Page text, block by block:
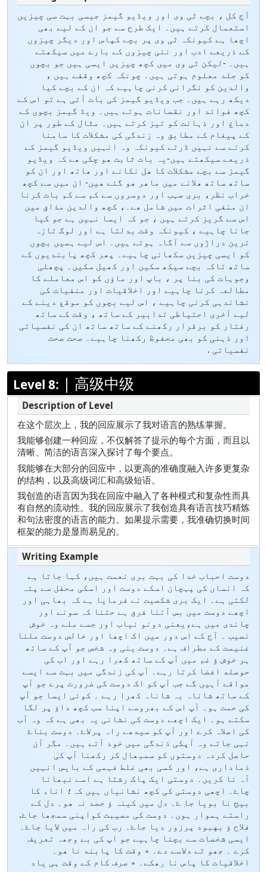
آج کل ، بچے ٹی وی اور ویڈیو گیمز جیسی بہت سی چیزیں
استعمال کرتے ہیں۔ ایک طرح سے جو ان کے لیے بھی
اچھا ہے کیونکہ ٹی وی پر بچے کپاس اور دیگر چیزوں
کے ذریعے ادب اور نئی چیزوں کے بارے میں سیکھتے
ہیں۔ -لیکن ٹی وی میں کچھ چیزیں ایسی ہیں جو بچوں
کو جلد معلوم ہوتی ہیں۔ چونکہ کچھ وقفے ہیں ،
والدین کو نگرانی کرنی چاہیے کہ ان کے بچے کیا
دیکھ رہے ہیں۔ جب ویڈیو گیمز کی بات آتی ہے تو اس کے
کچھ فوائد اور نقصانات ہوتے ہیں۔ ویڈ گیمز بچوں کے
دماغ اور ذہانت کو تیز کرتے ہیں۔ مثال کے طور پر ان
کے پیغام کے مطابق وہ زندگی کی مشکلات کا سامنا
کرنے سے نہیں ڈرتے کیونکہ وہ انہیں ویڈیو گیمز کے
ذریعے سیکھتے ہیں-یہ بات ثابت ھو چکی ھے کہ ویڈیو
گیمز سے بچے مشکلات کا ھل نکانے اور ھاتھ اور ان کو
ساتھ ساتھ ھلانے میں ماھر ھو گئے ھیں- ان میں سے کچھ
خراب نظر، بری صہب اور دوسروں سے کم سے کم بات کرنا
ان منفی اثرات میں شامل ھے۔، کچھ والدین مذاق میں
اس سے گریز کرتے ہیں ، جو کہ ایسا نہیں ہے جو کیا
جانا چاہیے ، کیونکہ وقت بدلتا ہے اور لوگ تازہ
ترین دراڑوں سے آگاہ ہوتے ہیں۔ اس لیے ہمیں بچوں
کو ایسی چیزیں سکھانی چاہیے۔ پھر کچھ پابندیوں کے
ساتھ تاکہ بچے سیکھ سکیں اور کھیل سکیں۔ پچھلی
وجوہات کی بنا پر ، باپ اور ماؤں کو اس معاملے کا
مطالعہ کرنا چاہیے اور اخلاقیات اور منفیات کی
نشاندہی کرنی چاہیے ، اس لیے بچوں کو موقع دینے کے
لیے آخری احتیاطی تدابیر کے ساتھ ، وقت کے ساتھ
رفتار کو برقرار رکھنے کے ساتھ ساتھ ان کی نفسیاتی
اور ذہنی کو بھی محفوظ رکھنا چاہیے۔ صحت صحت
نفسیاتی .
Level 8: | 高级中级
在这个层次上，我的回应展示了我对语言的熟练掌握。
我能够创建一种回应，不仅解答了提示的每个方面，而且以
清晰、简洁的语言深入探讨了每个要点。
我能够在大部分的回应中，以更高的准确度融入许多更复杂
的结构，以及高级词汇和高级短语。
我创造的语言因为我在回应中融入了各种模式和复杂性而具
有自然的流动性。我的回应展示了我创造具有语言技巧精炼
和句法密度的语言的能力。如果提示需要，我准确切换时间
框架的能力是显而易见的。
دوست احباب خدا کی بہت بری نعمت ہیں، کہا جاتا ہے
کہ انساں کی پہچان اسکے دوست اور اسکی محفل سے پتہ
لکتی ہے۔ ایک بری شکصیت نے فرمایا ہے کہ بھاہی اور
اچھے دوست میں بس آتنا فرق ہے حتنا کہ سونے اور
چاندی میں ہے،یعنی دونو نیاب اور جسے ملے وہ خوش
نصیب ۔ آج کے اس دور میں اک اچھا اور خالص دوست ملنا
غنیمت کے مطراف ہے۔ دوست ینی وہ شخص جو آپ کے ساتھ
ہر خوش ؤ غم میں آپ کے ساتھ کھرا رہے اور اب کی
حوصله افضا کرتا رہے۔ آپ کی زندگی میں بہت سے ایسے
مواقے آہیں گے جب آپ کو اک دوست کی ضرورت پرے جو آپ
کے ساتھ شاناہ بہ شاناہ کھرا رہے ۔ کوئی ایسا جو آپ
کی حمت ہو۔ آپ اس کے بھروسے اپنا سب کچھ داؤ پر ل‏گا
سکتے ہو۔ ایک اچھے دوست کی نشانی یہ بھی ہے کہ وہ آب
کی اصلاہ کرے اور آپ کو سیدھے راہ پرلاۓ۔ دوست بناۓ
نہی جاتے وہ آپکی ذندگی میں خود آتے ہیں۔ مگر آن
حاصل کردہ دوستوں کو سمبھال کر رکھنا آپ کی
ذماداری ہے، اور کسی بھی غلط فہمی کے بایس انہیں
آہ نا کریں۔ دوستی ایک پاک رشتا ہے اسے نبھانا
چاۓ۔ اچھی دوستی کی کچھ نشانیاں ہیں کہ؛ اناء کا
بیج نا بویا جا ۓ۔ دل میں کینہ ؤ حصد نہ ھو۔ دل کے
راستے ہموار ہوں۔ دوست کی مصیبت کواپنی سمجھا جاۓ.
فلاح ؤ بهبود پرزور دیا جاۓ۔ رب کی راہ میں لایا جاۓ۔
ایسی شخصات سے بچنا چاہیے جو اپ کی بے وجھہ تعریف
کرے ۔ جھو ٹے دلاسے دے۔ ٭ وقت کا پابند نا ھو۔
اخلاقیات کا پاس نا رھکے۔ ٭ صرف کام کے وقت ہی یاد